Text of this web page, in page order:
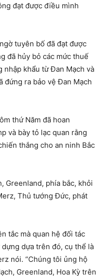
đạt được điều mình
tuyên bố đã đạt được
đã hủy bỏ các mức thuế
nhập khẩu từ Đan Mạch và
đứng ra bảo vệ Đan Mạch
thứ Năm đã hoan
và bày tỏ lạc quan rằng
thắng cho an ninh Bắc
Greenland, phía bắc, khỏi
Thủ tướng Đức, phát
tắc mà quan hệ đối tác
dựa trên đó, cụ thể là
nói. “Chúng tôi ủng hộ
Greenland, Hoa Kỳ trên